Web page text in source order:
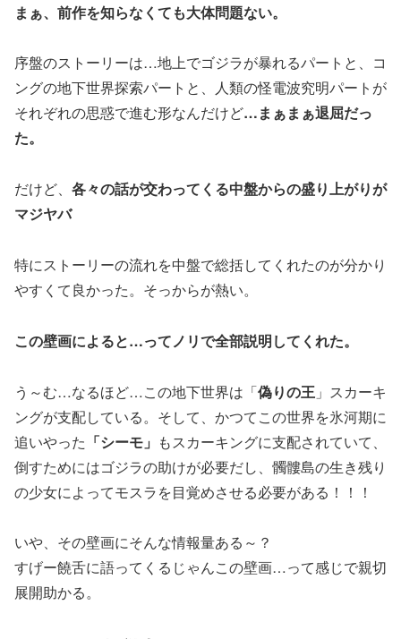
まぁ、前作を知らなくても大体問題ない。
序盤のストーリーは…地上でゴジラが暴れるパートと、コ
ングの地下世界探索パートと、人類の怪電波究明パートが
それぞれの思惑で進む形なんだけど…まぁまぁ退屈だっ
た。
だけど、 各々の話が交わってくる中盤からの盛り上がりが
マジヤバ
特にストーリーの流れを中盤で総括してくれたのが分かり
やすくて良かった。そっからが熱い。
この壁画によると…ってノリで全部説明してくれた。
う～む…なるほど…この地下世界は「偽りの王 」スカーキ
ングが支配している。そして、かつてこの世界を氷河期に
追いやった 「シーモ」 もスカーキングに支配されていて、
倒すためにはゴジラの助けが必要だし、髑髏島の生き残り
の少女によってモスラを目覚めさせる必要がある！！！
いや、その壁画にそんな情報量ある～？
すげー饒舌に語ってくるじゃんこの壁画…って感じで親切
展開助かる。